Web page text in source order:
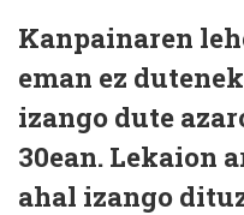
Kanpainaren
eman ez
izango dute
30ean. Lekaion
ahal izango